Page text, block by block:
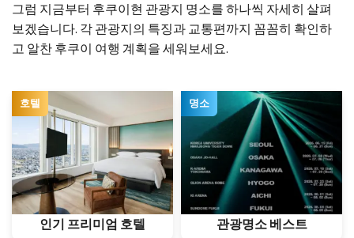
그럼 지금부터 후쿠이현 관광지 명소를 하나씩 자세히 살펴
보겠습니다. 각 관광지의 특징과 교통편까지 꼼꼼히 확인하
고 알찬 후쿠이 여행 계획을 세워보세요.
호텔
인기 프리미엄 호텔
명소
관광명소 베스트